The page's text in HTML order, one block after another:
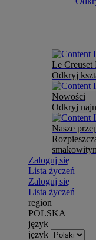
Le Creuset
Odkryj
Nowości
Odkryj
Nasze
Zaloguj się
Lista życzeń
Zaloguj się
Lista życzeń
region
POLSKA
język
język